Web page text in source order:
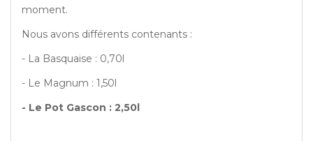
moment.
Nous avons différents contenants :
- La Basquaise : 0,70l
- Le Magnum : 1,50l
- Le Pot Gascon : 2,50l